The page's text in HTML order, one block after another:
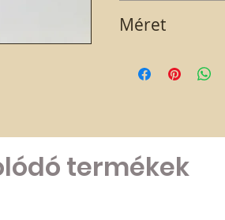
Méret
termékek